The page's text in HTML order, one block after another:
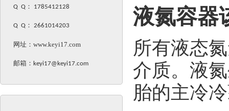
Q Q ： 1785412128
Q Q ： 2661014203
网址： www.keyi17.com
邮箱： keyi17@keyi17.com
液氮容器
所有液态
介质。液
胎的主冷